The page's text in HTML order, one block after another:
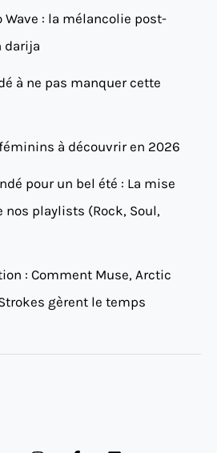
Wave : la mélancolie post-
darija
à ne pas manquer cette
à découvrir en 2026
pour un bel été : La mise
nos playlists (Rock, Soul,
: Comment Muse, Arctic
gèrent le temps